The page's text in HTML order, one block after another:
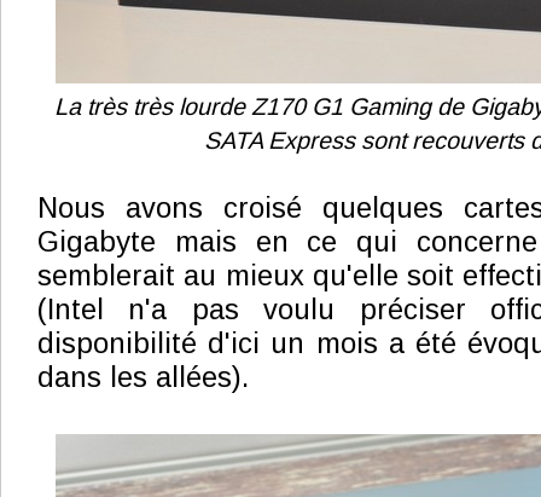
La très très lourde Z170 G1 Gaming de
SATA Express sont recouverts
Nous avons croisé quelques
Gigabyte mais en ce qui
semblerait au mieux qu'elle soit
(Intel n'a pas voulu préciser
disponibilité d'ici un mois a été
dans les allées).